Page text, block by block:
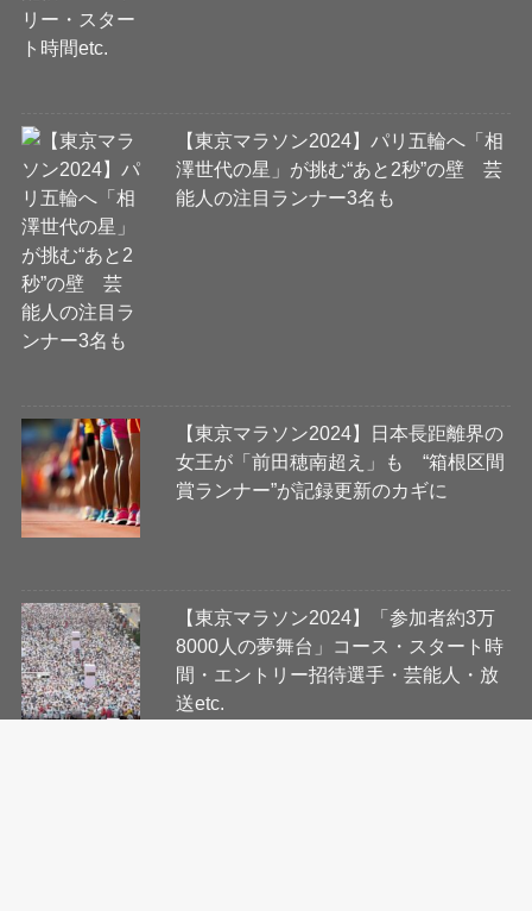
【東京マラソン2024】パリ五輪へ「相
澤世代の星」が挑む“あと2秒”の壁 芸
能人の注目ランナー3名も
【東京マラソン2024】日本長距離界の
女王が「前田穂南超え」も “箱根区間
賞ランナー”が記録更新のカギに
【東京マラソン2024】「参加者約3万
8000人の夢舞台」コース・スタート時
間・エントリー招待選手・芸能人・放
送etc.